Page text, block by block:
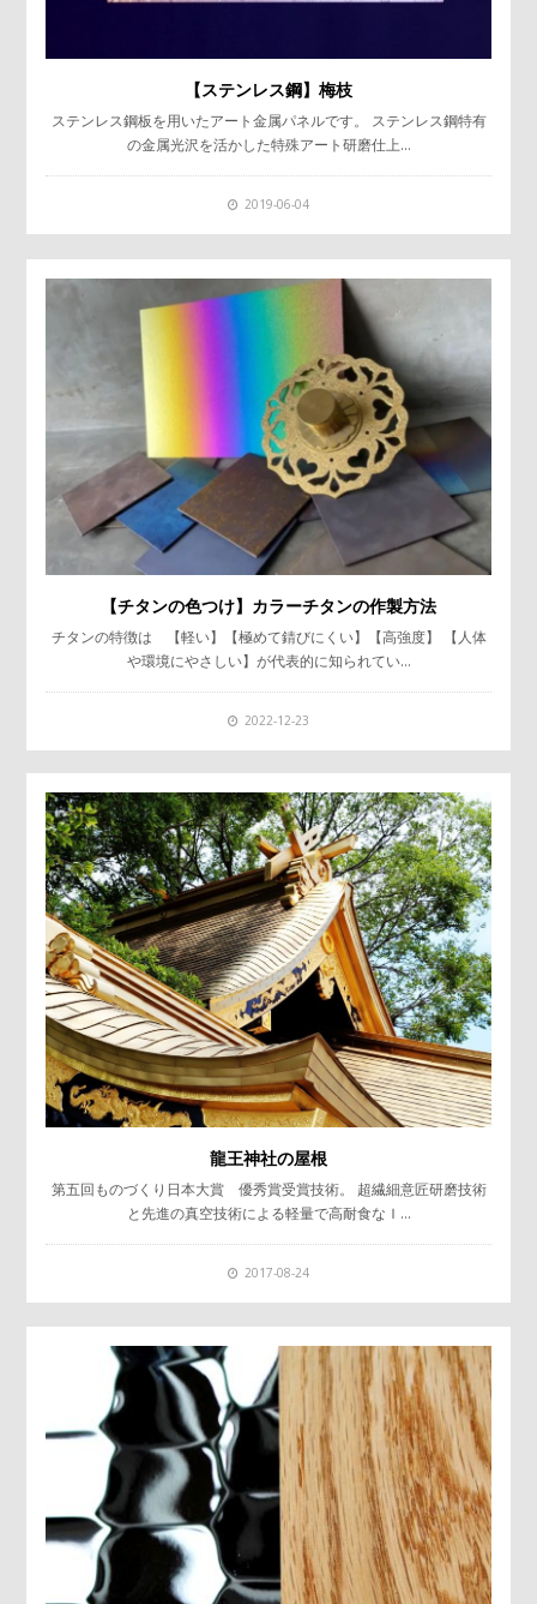
【ステンレス鋼】梅枝
ステンレス鋼板を用いたアート金属パネルです。 ステンレス鋼特有
の金属光沢を活かした特殊アート研磨仕上…
2019-06-04
【チタンの色つけ】カラーチタンの作製方法
チタンの特徴は 【軽い】【極めて錆びにくい】【高強度】 【人体
や環境にやさしい】が代表的に知られてい…
2022-12-23
龍王神社の屋根
第五回ものづくり日本大賞 優秀賞受賞技術。 超繊細意匠研磨技術
と先進の真空技術による軽量で高耐食なＩ…
2017-08-24